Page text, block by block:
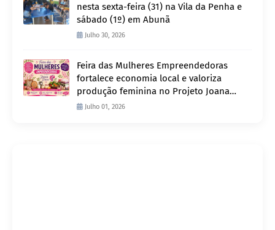
nesta sexta-feira (31) na Vila da Penha e
sábado (1º) em Abunã
Julho 30, 2026
Feira das Mulheres Empreendedoras
fortalece economia local e valoriza
produção feminina no Projeto Joana
D’Arc
Julho 01, 2026